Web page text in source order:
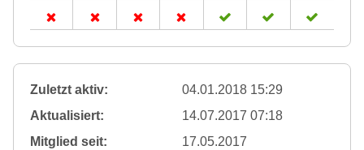
Zuletzt aktiv:
04.01.2018 15:29
Aktualisiert:
14.07.2017 07:18
Mitglied seit:
17.05.2017